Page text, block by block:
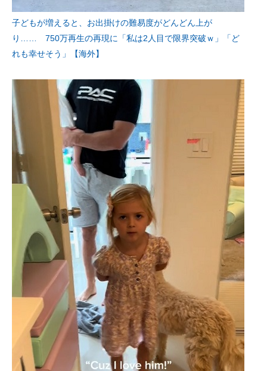
子どもが増えると、お出掛けの難易度がどんどん上が
り…… 750万再生の再現に「私は2人目で限界突破ｗ」「ど
れも幸せそう」【海外】